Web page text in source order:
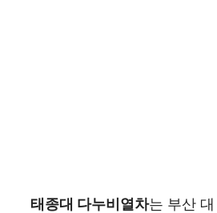
태종대 다누비열차는 부산 대